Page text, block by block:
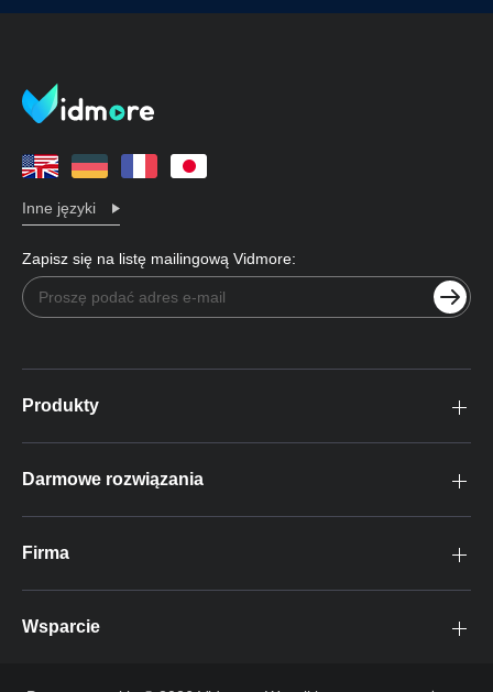
Inne języki
Zapisz się na listę mailingową Vidmore:
Produkty
Darmowe rozwiązania
Firma
Wsparcie